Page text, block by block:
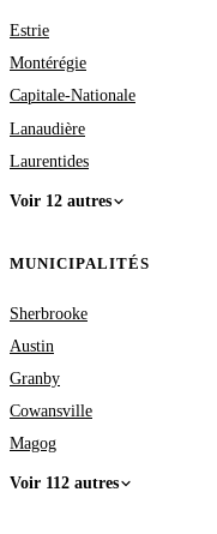
Estrie
Montérégie
Capitale-Nationale
Lanaudière
Laurentides
Voir 12 autres
MUNICIPALITÉS
Sherbrooke
Austin
Granby
Cowansville
Magog
Voir 112 autres